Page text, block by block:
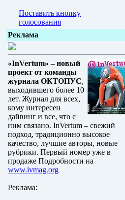
Поставить кнопку
голосования
Реклама
«InVertum» – новый
проект от команды
журнала ОКТОПУС,
выходившего более 10
лет. Журнал для всех,
кому интересен
дайвинг и все, что с
ним связано. InVertum – свежий
подход, традиционно высокое
качество, лучшие авторы, новые
рубрики. Первый номер уже в
продаже Подробности на
www.ivmag.org
Реклама: